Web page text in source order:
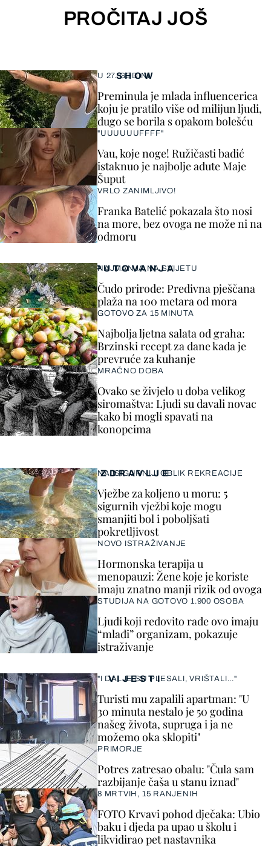
PROČITAJ JOŠ
VIJESTI
"I DALJE SU PLESALI, VRIŠTALI..."
Turisti mu zapalili apartman: "U
30 minuta nestalo je 50 godina
našeg života, supruga i ja ne
možemo oka sklopiti"
PRIMORJE
Potres zatresao obalu: "Čula sam
razbijanje čaša u stanu iznad"
8 MRTVIH, 15 RANJENIH
FOTO Krvavi pohod dječaka: Ubio
baku i djeda pa upao u školu i
likvidirao pet nastavnika
SHOW
U 27. GODINI
Preminula je mlada influencerica
koju je pratilo više od milijun ljudi,
dugo se borila s opakom bolešću
"UUUUUUFFFF"
Vau, koje noge! Ružičasti badić
istaknuo je najbolje adute Maje
Šuput
VRLO ZANIMLJIVO!
Franka Batelić pokazala što nosi
na more, bez ovoga ne može ni na
odmoru
ZDRAVLJE
NAJSIGURNIJI OBLIK REKREACIJE
Vježbe za koljeno u moru: 5
sigurnih vježbi koje mogu
smanjiti bol i poboljšati
pokretljivost
NOVO ISTRAŽIVANJE
Hormonska terapija u
menopauzi: Žene koje je koriste
imaju znatno manji rizik od ovoga
STUDIJA NA GOTOVO 1.900 OSOBA
Ljudi koji redovito rade ovo imaju
“mlađi” organizam, pokazuje
istraživanje
PUTOVANJA
NAJMANJA NA SVIJETU
Čudo prirode: Predivna pješčana
plaža na 100 metara od mora
GOTOVO ZA 15 MINUTA
Najbolja ljetna salata od graha:
Brzinski recept za dane kada je
prevruće za kuhanje
MRAČNO DOBA
Ovako se živjelo u doba velikog
siromaštva: Ljudi su davali novac
kako bi mogli spavati na
konopcima